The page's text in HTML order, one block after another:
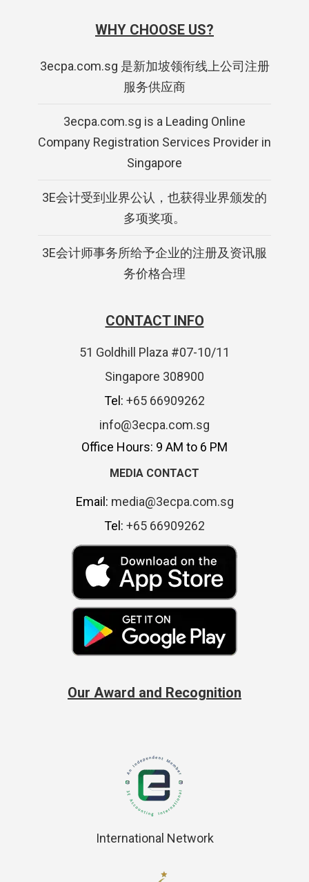
WHY CHOOSE US?
3ecpa.com.sg 是新加坡领衔线上公司注册
服务供应商
3ecpa.com.sg is a Leading Online
Company Registration Services Provider in
Singapore
3E会计受到业界公认，也获得业界颁发的
多项奖项。
3E会计师事务所给予企业的注册及资讯服
务价格合理
CONTACT INFO
51 Goldhill Plaza #07-10/11
Singapore 308900
Tel: +65 66909262
info@3ecpa.com.sg
Office Hours: 9 AM to 6 PM
MEDIA CONTACT
Email: media@3ecpa.com.sg
Tel: +65 66909262
Our Award and Recognition
International Network